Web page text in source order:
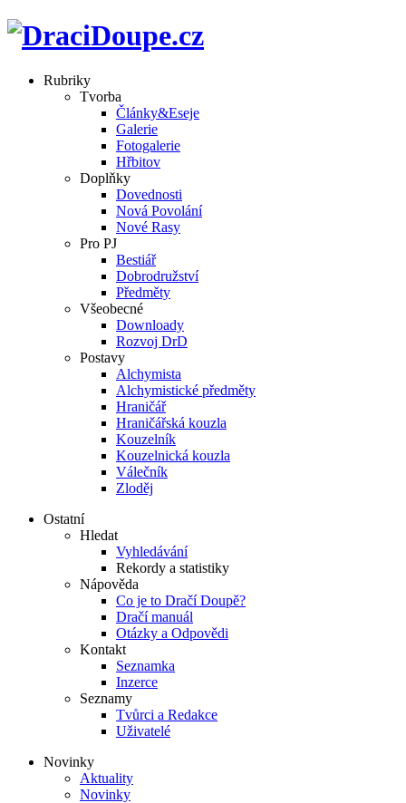
Rubriky
Tvorba
Články&Eseje
Galerie
Fotogalerie
Hřbitov
Doplňky
Dovednosti
Nová Povolání
Nové Rasy
Pro PJ
Bestiář
Dobrodružství
Předměty
Všeobecné
Downloady
Rozvoj DrD
Postavy
Alchymista
Alchymistické předměty
Hraničář
Hraničářská kouzla
Kouzelník
Kouzelnická kouzla
Válečník
Zloděj
Ostatní
Hledat
Vyhledávání
Rekordy a statistiky
Nápověda
Co je to Dračí Doupě?
Dračí manuál
Otázky a Odpovědi
Kontakt
Seznamka
Inzerce
Seznamy
Tvůrci a Redakce
Uživatelé
Novinky
Aktuality
Novinky